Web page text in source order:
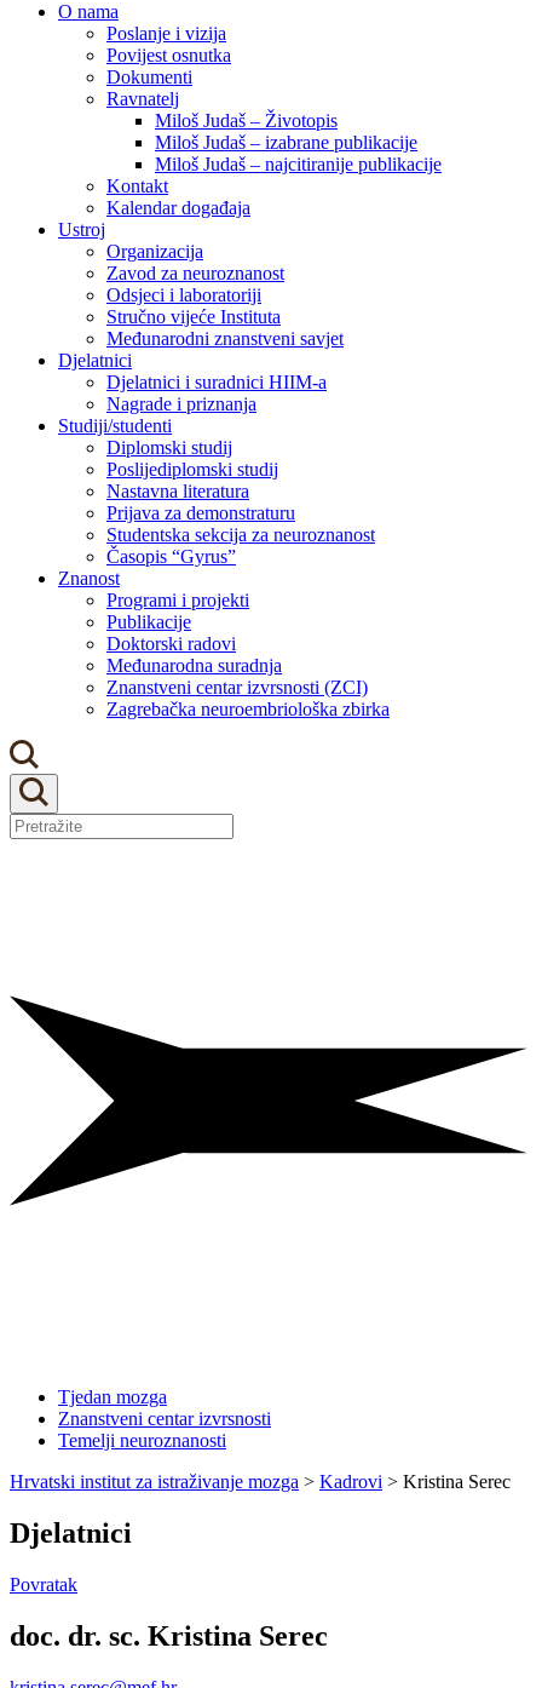
O nama
Poslanje i vizija
Povijest osnutka
Dokumenti
Ravnatelj
Miloš Judaš – Životopis
Miloš Judaš – izabrane publikacije
Miloš Judaš – najcitiranije publikacije
Kontakt
Kalendar događaja
Ustroj
Organizacija
Zavod za neuroznanost
Odsjeci i laboratoriji
Stručno vijeće Instituta
Međunarodni znanstveni savjet
Djelatnici
Djelatnici i suradnici HIIM-a
Nagrade i priznanja
Studiji/studenti
Diplomski studij
Poslijediplomski studij
Nastavna literatura
Prijava za demonstraturu
Studentska sekcija za neuroznanost
Časopis “Gyrus”
Znanost
Programi i projekti
Publikacije
Doktorski radovi
Međunarodna suradnja
Znanstveni centar izvrsnosti (ZCI)
Zagrebačka neuroembriološka zbirka
Tjedan mozga
Znanstveni centar izvrsnosti
Temelji neuroznanosti
Hrvatski institut za istraživanje mozga > Kadrovi > Kristina Serec
Djelatnici
Povratak
doc. dr. sc. Kristina Serec